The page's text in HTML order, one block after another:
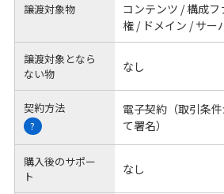
譲渡対象物
コンテンツ / 構成
権 / ドメイン / サー
譲渡対象となら
ない物
なし
契約方法
?
電子契約（取引条
て署名）
購入後のサポー
ト
なし